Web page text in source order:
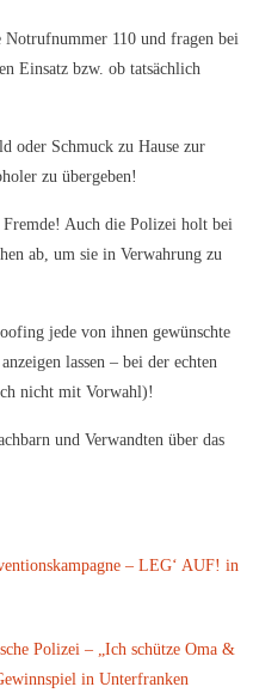
Notrufnummer 110 und fragen bei
Einsatz bzw. ob tatsächlich
oder Schmuck zu Hause zur
zu übergeben!
Fremde! Auch die Polizei holt bei
ab, um sie in Verwahrung zu
jede von ihnen gewünschte
lassen – bei der echten
nicht mit Vorwahl)!
und Verwandten über das
– LEG‘ AUF! in
Polizei – „Ich schütze Oma &
in Unterfranken